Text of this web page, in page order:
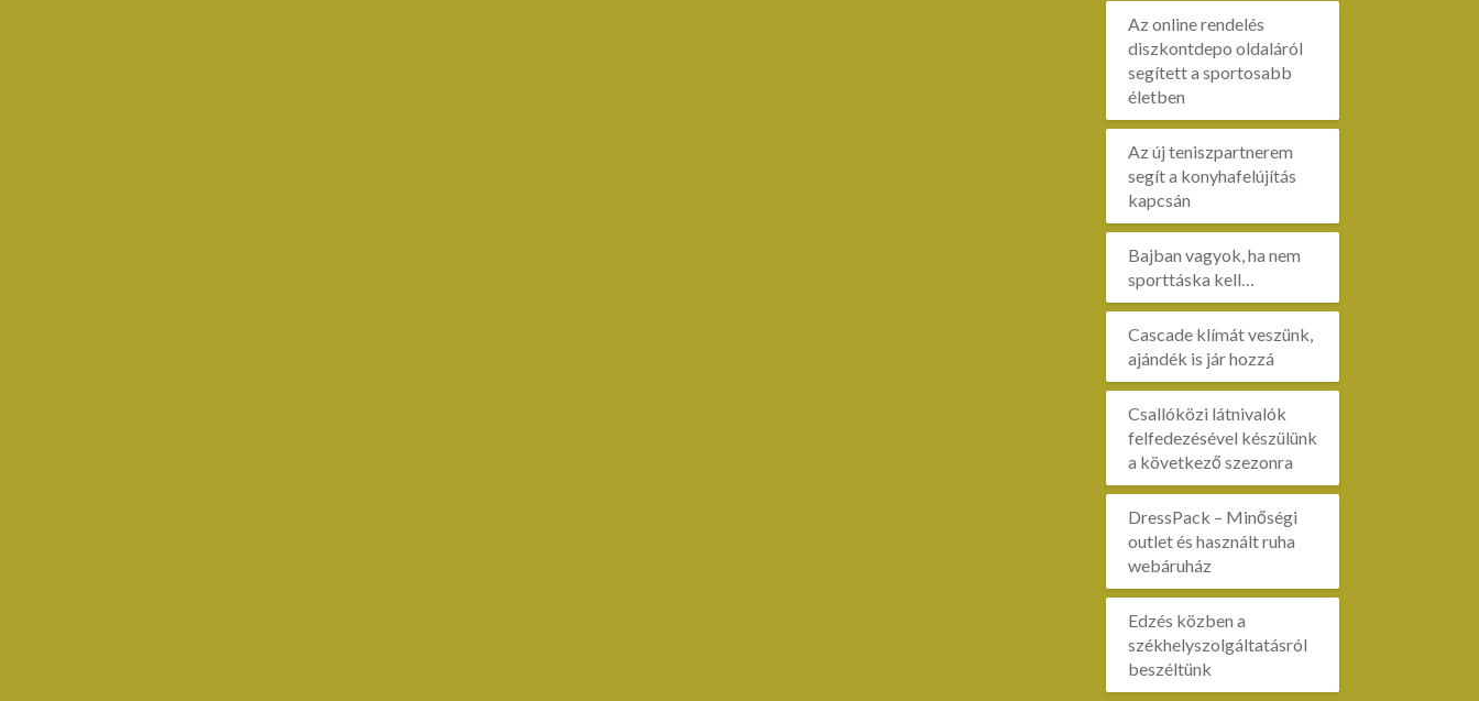
Az online rendelés
diszkontdepo oldaláról
segített a sportosabb
életben
Az új teniszpartnerem
segít a konyhafelújítás
kapcsán
Bajban vagyok, ha nem
sporttáska kell…
Cascade klímát veszünk,
ajándék is jár hozzá
Csallóközi látnivalók
felfedezésével készülünk
a következő szezonra
DressPack – Minőségi
outlet és használt ruha
webáruház
Edzés közben a
székhelyszolgáltatásról
beszéltünk